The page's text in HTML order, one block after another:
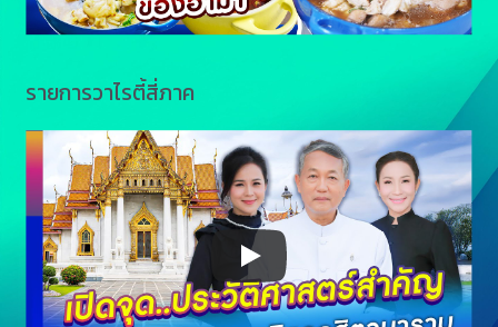
รายการวาไรตี้สี่ภาค